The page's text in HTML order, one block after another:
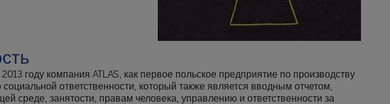
году компания ATLAS, как первое польское предприятие по производству
ответственности, который также является вводным отчетом,
среде, занятости, правам человека, управлению и ответственности за